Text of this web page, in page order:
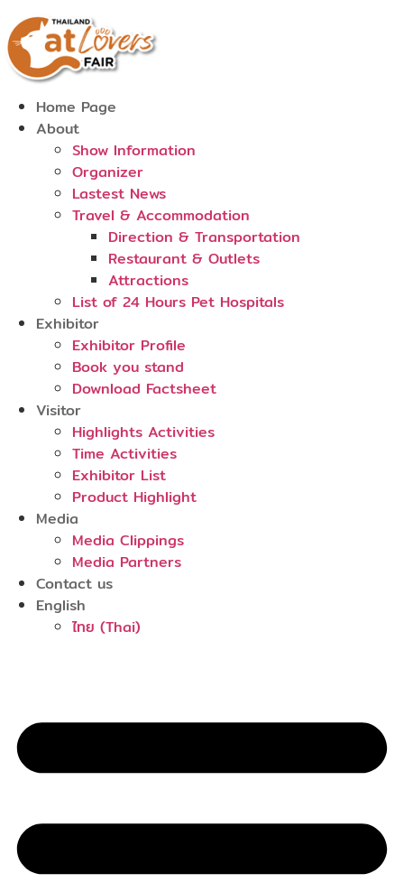
to
content
Home Page
About
Show Information
Organizer
Lastest News
Travel & Accommodation
Direction & Transportation
Restaurant & Outlets
Attractions
List of 24 Hours Pet Hospitals
Exhibitor
Exhibitor Profile
Book you stand
Download Factsheet
Visitor
Highlights Activities
Time Activities
Exhibitor List
Product Highlight
Media
Media Clippings
Media Partners
Contact us
English
ไทย (Thai)